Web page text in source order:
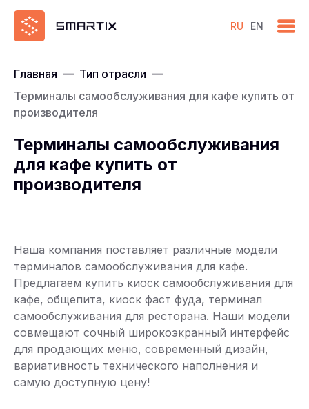
RU EN
Главная — Тип отрасли —
Терминалы самообслуживания для кафе купить от
производителя
Терминалы самообслуживания
для кафе купить от
производителя
Наша компания поставляет различные модели
терминалов самообслуживания для кафе.
Предлагаем купить киоск самообслуживания для
кафе, общепита, киоск фаст фуда, терминал
самообслуживания для ресторана. Наши модели
совмещают сочный широкоэкранный интерфейс
для продающих меню, современный дизайн,
вариативность технического наполнения и
самую доступную цену!